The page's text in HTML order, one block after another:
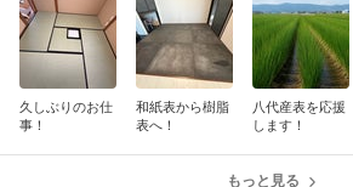
久しぶりのお仕
事！
和紙表から樹脂
表へ！
八代産表を応援
します！
もっと見る